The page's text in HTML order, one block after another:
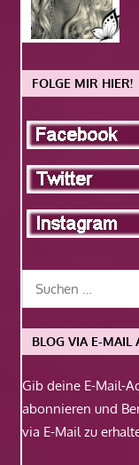
FOLGE MIR HIER!
BLOG VIA E-MAIL
Gib deine E-Mail-
abonnieren und
via E-Mail zu